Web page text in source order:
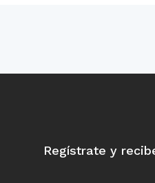
Regístrate y